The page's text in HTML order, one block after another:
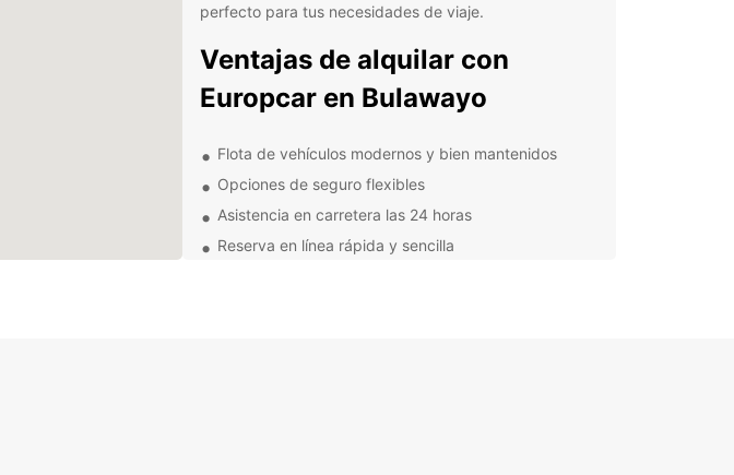
perfecto para tus necesidades de viaje.
Ventajas de alquilar con
Europcar en Bulawayo
Flota de vehículos modernos y bien mantenidos
Opciones de seguro flexibles
Asistencia en carretera las 24 horas
Reserva en línea rápida y sencilla